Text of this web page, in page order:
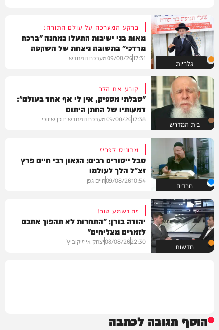
גלריות
ברקע המערכה על עולם התורה:
מאות בני ישיבות התעלו במחנה "ברכת
מרדכי" בתשובה ניצחת של השקפה
בהירה
17:31
09/08/26מערכת המחדש
בית המדרש
קורע את הלב
"סבלתי מספיק, אין לי אף אחד בעולם":
דמעותיו של החתן היתום
17:38
09/08/26מערכת המחדש תוכן שיווקי
חרדים
מתוניס לפריז
סבל ייסורים רבים: הגאון רבי חיים פרץ
זצ"ל הלך לעולמו
10:54
09/08/26חיים גפן
חדשות
זה נשמע טוב!
יהודה בורן: "התחרות לא תהפוך אתכם
לזמרים מצליחים"
22:30
08/08/26יצחק אייזיקוביץ'
הוסף תגובה לכתבה